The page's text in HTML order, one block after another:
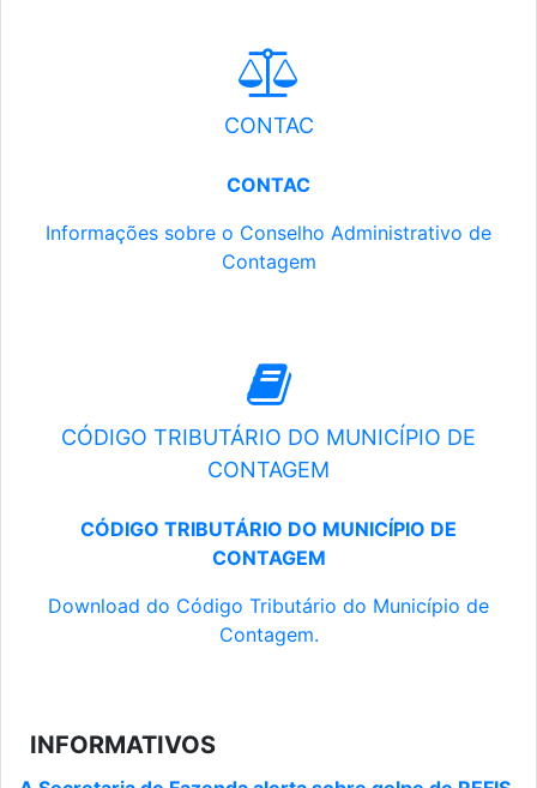
CONTAC
CONTAC
Informações sobre o Conselho Administrativo de
Contagem
CÓDIGO TRIBUTÁRIO DO MUNICÍPIO DE
CONTAGEM
CÓDIGO TRIBUTÁRIO DO MUNICÍPIO DE
CONTAGEM
Download do Código Tributário do Município de
Contagem.
INFORMATIVOS